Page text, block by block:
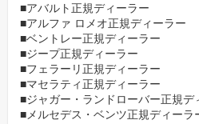
■アバルト正規ディーラー
■アルファ ロメオ正規ディーラー
■ベントレー正規ディーラー
■ジープ正規ディーラー
■フェラーリ正規ディーラー
■マセラティ正規ディーラー
■ジャガー・ランドローバー正規デ
■メルセデス・ベンツ正規ディーラ